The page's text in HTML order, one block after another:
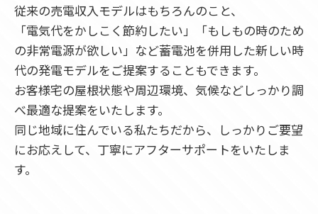
従来の売電収入モデルはもちろんのこと、
「電気代をかしこく節約したい」「もしもの時のため
の非常電源が欲しい」など蓄電池を併用した新しい時
代の発電モデルをご提案することもできます。
お客様宅の屋根状態や周辺環境、気候などしっかり調
べ最適な提案をいたします。
同じ地域に住んでいる私たちだから、しっかりご要望
にお応えして、丁寧にアフターサポートをいたしま
す。